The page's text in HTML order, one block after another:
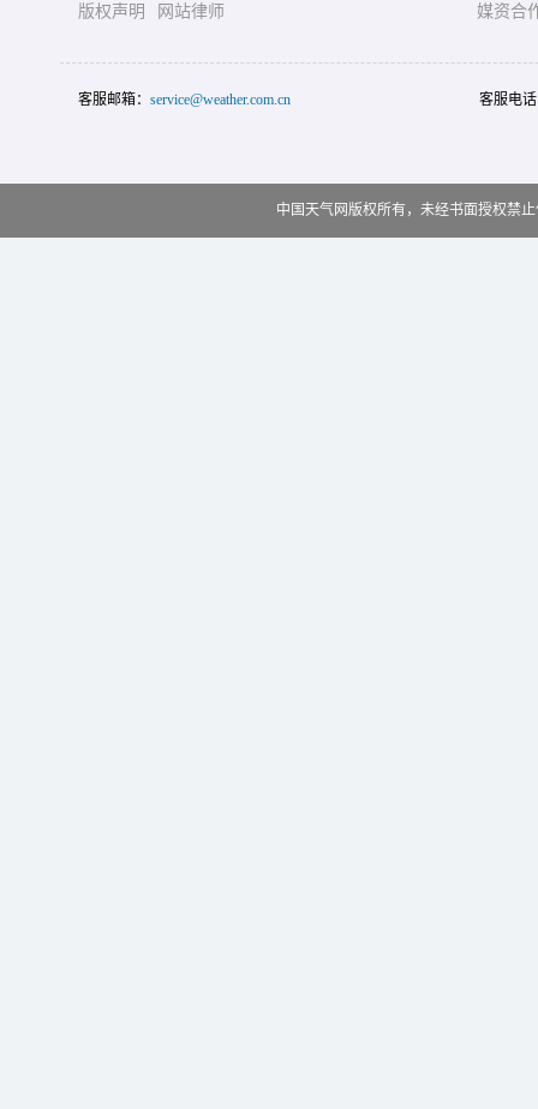
版权声明
网站律师
媒资合
客服邮箱： service@weather.com.cn 客服电
中国天气网版权所有，未经书面授权